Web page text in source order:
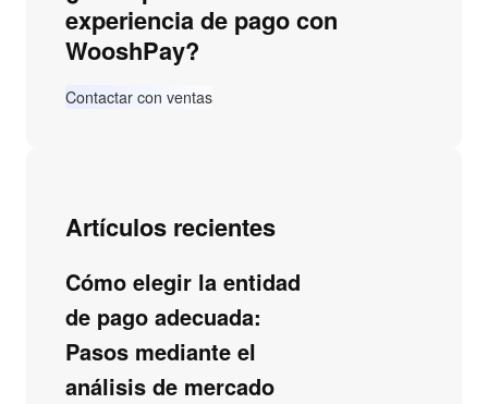
experiencia de pago con
WooshPay?
Contactar con ventas
Artículos recientes
Cómo elegir la entidad
de pago adecuada:
Pasos mediante el
análisis de mercado